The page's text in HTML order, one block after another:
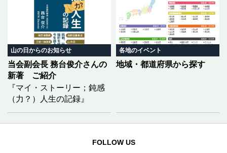
授）をお迎えし、「どうし
たら生物多様性を『知る』
ことができるのか 〜市民科
学の実践〜」をテーマにご
講演いただく予定です。
道荒廃の実態をレポートい
ただきましたが、今回は、
それらに対して現場でどの
ような整備が行われている
のかを具体的に記していた
だきました。
山の日からのお知らせ
当会副会長 務台俊介さんの
新著 ご紹介
『マイ・ストーリー；鈍感
（力？）人生の記録』
各地のイベント
地域・都道府県から探す
FOLLOW US